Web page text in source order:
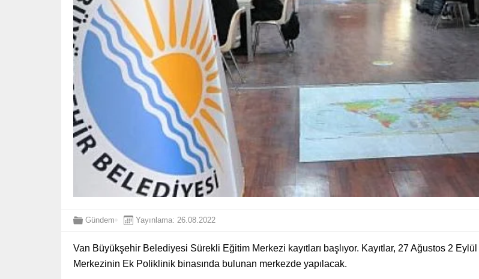
Gündem Yayınlama: 26.08.2022
Van Büyükşehir Belediyesi Sürekli Eğitim Merkezi kayıtları başlıyor. Kayıtlar, 27 Ağustos 2
Merkezinin Ek Poliklinik binasında bulunan merkezde yapılacak.